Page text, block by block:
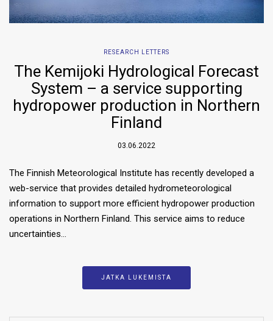
RESEARCH LETTERS
The Kemijoki Hydrological Forecast
System – a service supporting
hydropower production in Northern
Finland
03.06.2022
The Finnish Meteorological Institute has recently developed a
web-service that provides detailed hydrometeorological
information to support more efficient hydropower production
operations in Northern Finland. This service aims to reduce
uncertainties…
JATKA LUKEMISTA